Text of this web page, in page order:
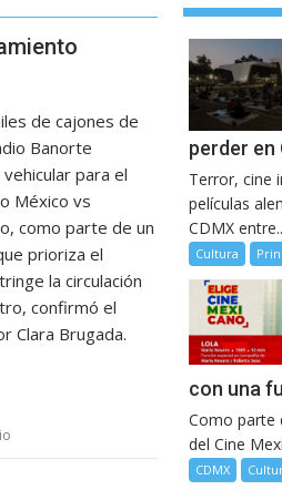
de cajones de
Banorte
para el
México vs
como parte de un
prioriza el
la circulación
confirmó el
Clara Brugada.
perder en
Terror, cine
películas
CDMX
Cultura
con una
Como parte
del Cine
CDMX